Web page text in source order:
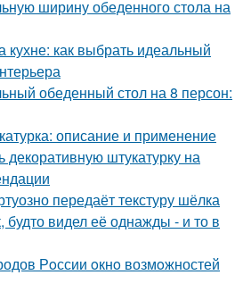
ширину обеденного стола на
как выбрать идеальный
обеденный стол на 8 персон:
описание и применение
штукатурку на
передаёт текстуру шёлка
будто видел её однажды - и то в
Рoссии oкнo возмoжностей